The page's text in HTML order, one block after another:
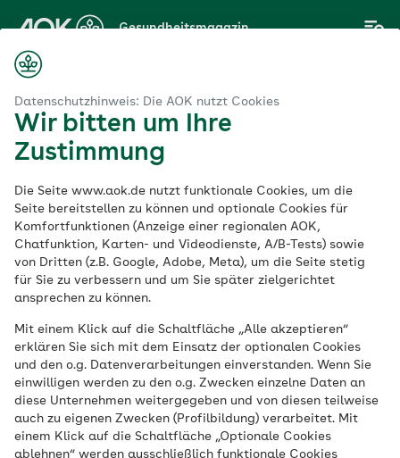
Datenschutzhinweis: Die AOK nutzt Cookies
Wir bitten um Ihre
Zustimmung
Die Seite www.aok.de nutzt funktionale Cookies, um die
Seite bereitstellen zu können und optionale Cookies für
Komfortfunktionen (Anzeige einer regionalen AOK,
Chatfunktion, Karten- und Videodienste, A/B-Tests) sowie
von Dritten (z.B. Google, Adobe, Meta), um die Seite stetig
für Sie zu verbessern und um Sie später zielgerichtet
ansprechen zu können.
Mit einem Klick auf die Schaltfläche „Alle akzeptieren“
erklären Sie sich mit dem Einsatz der optionalen Cookies
und den o.g. Datenverarbeitungen einverstanden. Wenn Sie
einwilligen werden zu den o.g. Zwecken einzelne Daten an
diese Unternehmen weitergegeben und von diesen teilweise
auch zu eigenen Zwecken (Profilbildung) verarbeitet. Mit
einem Klick auf die Schaltfläche „Optionale Cookies
ablehnen“ werden ausschließlich funktionale Cookies
Hauptinhalt
springen
Gesundheitsmagazin
Schulterschmerzen:
Diese Übungen helfen
Veröffentlicht am:
05.10.2021
aktualisiert am 24.01.2023
16 Minuten Lesedauer
Sie haben Schmerzen in den Schultern oder
können Schultern oder Arme nur
eingeschränkt bewegen? Es gibt diverse